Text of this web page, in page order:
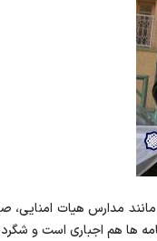
مانند مدارس هیات
ها هم اجباری است و